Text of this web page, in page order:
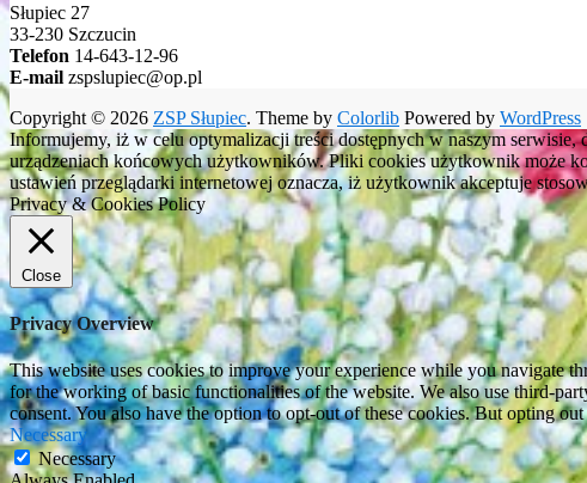
Słupiec 27
33-230 Szczucin
Telefon 14-643-12-96
E-mail zspslupiec@op.pl
Copyright © 2026 ZSP Słupiec. Theme by Colorlib Powered by WordPress
Informujemy, iż w celu optymalizacji treści dostępnych w naszym
urządzeniach końcowych użytkowników. Pliki cookies użytkownik może
ustawień przeglądarki internetowej oznacza, iż użytkownik akceptuje
Privacy & Cookies Policy
Close
Privacy Overview
This website uses cookies to improve your experience while you navigate
for the working of basic functionalities of the website. We also use third-
consent. You also have the option to opt-out of these cookies. But opting
Necessary
Necessary